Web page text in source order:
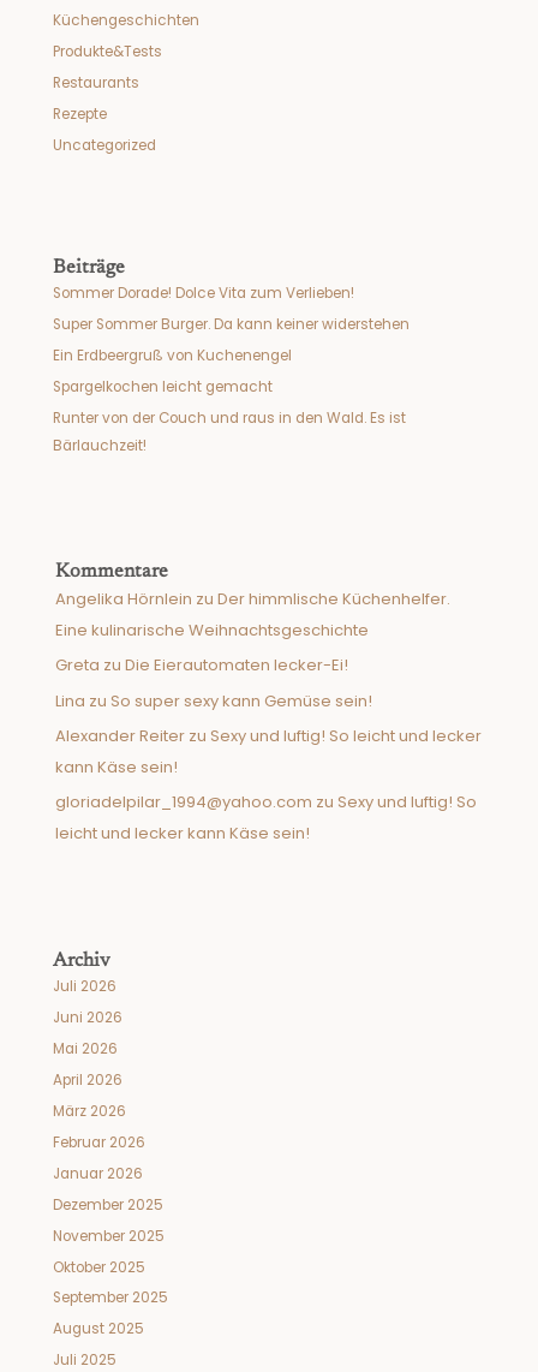
Küchengeschichten
Produkte&Tests
Restaurants
Rezepte
Uncategorized
Beiträge
Sommer Dorade! Dolce Vita zum Verlieben!
Super Sommer Burger. Da kann keiner widerstehen
Ein Erdbeergruß von Kuchenengel
Spargelkochen leicht gemacht
Runter von der Couch und raus in den Wald. Es ist
Bärlauchzeit!
Kommentare
Angelika Hörnlein zu Der himmlische Küchenhelfer.
Eine kulinarische Weihnachtsgeschichte
Greta zu Die Eierautomaten lecker-Ei!
Lina zu So super sexy kann Gemüse sein!
Alexander Reiter zu Sexy und luftig! So leicht und lecker
kann Käse sein!
gloriadelpilar_1994@yahoo.com zu Sexy und luftig! So
leicht und lecker kann Käse sein!
Archiv
Juli 2026
Juni 2026
Mai 2026
April 2026
März 2026
Februar 2026
Januar 2026
Dezember 2025
November 2025
Oktober 2025
September 2025
August 2025
Juli 2025